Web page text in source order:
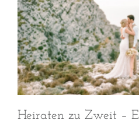
Heiraten zu Zweit –